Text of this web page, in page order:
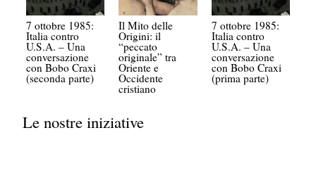
7 ottobre 1985:
Italia contro
U.S.A. – Una
conversazione
con Bobo Craxi
(seconda parte)
Il Mito delle
Origini: il
“peccato
originale” tra
Oriente e
Occidente
cristiano
7 ottobre 1985:
Italia contro
U.S.A. – Una
conversazione
con Bobo Craxi
(prima parte)
Le nostre iniziative